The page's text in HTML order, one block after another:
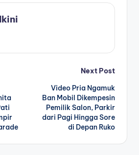
Next Post
Video Pria Ngamuk
Ban Mobil Dikempesin
Pemilik Salon, Parkir
dari Pagi Hingga Sore
di Depan Ruko